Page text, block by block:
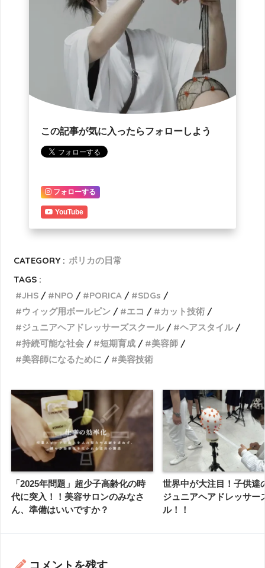
この記事が気に入ったらフォローしよう
フォローする
YouTube
CATEGORY : ポリカの日常
TAGS :
JHS
NPO PORICA
SDGs
ウィッグ用ボールピン
エコ
カット技術
ジュニアヘアドレッサーズスクール
ヘアスタイル
持続可能な社会
短期育成
美容師
美容師になるために
美容技術
「2025年問題」超少子高齢化の時
代に突入！！美容サロンのみなさ
ん、準備はいいですか？
世界中が大注目！子供達
ジュニアヘアドレッサー
ル！！